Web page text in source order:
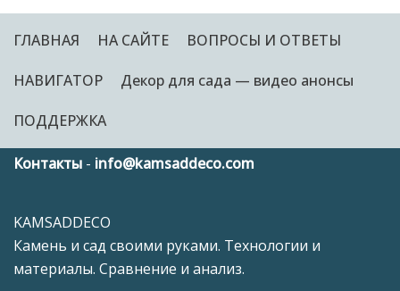
ГЛАВНАЯ НА САЙТЕ ВОПРОСЫ И ОТВЕТЫ
НАВИГАТОР Декор для сада — видео анонсы
ПОДДЕРЖКА
Контакты - info@kamsaddeco.com
KAMSADDECO
Камень и сад своими руками. Технологии и
материалы. Сравнение и анализ.